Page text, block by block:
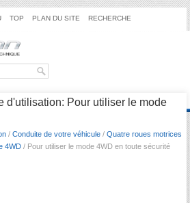
TOP PLAN DU SITE RECHERCHE
d'utilisation: Pour utiliser le mode
/ Conduite de votre véhicule / Quatre roues motrices
4WD / Pour utiliser le mode 4WD en toute sécurité